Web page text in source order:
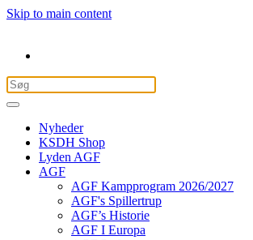
Skip to main content
Nyheder
KSDH Shop
Lyden AGF
AGF
AGF Kampprogram 2026/2027
AGF's Spillertrup
AGF’s Historie
AGF I Europa